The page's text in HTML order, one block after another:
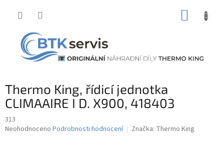
Thermo King, řídicí jednotka
CLIMAAIRE I D. X900, 418403
313
Průměrné
Neohodnoceno Podrobnosti hodnocení Značka: Thermo King